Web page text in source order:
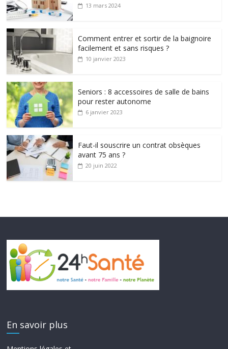
13 mars 2024
Comment entrer et sortir de la baignoire
facilement et sans risques ?
10 janvier 2023
Seniors : 8 accessoires de salle de bains
pour rester autonome
6 janvier 2023
Faut-il souscrire un contrat obsèques
avant 75 ans ?
20 juin 2022
En savoir plus